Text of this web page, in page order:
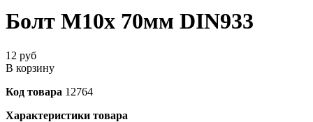
Болт М10х 70мм DIN933
12 руб
В корзину
Код товара 12764
Характеристики товара